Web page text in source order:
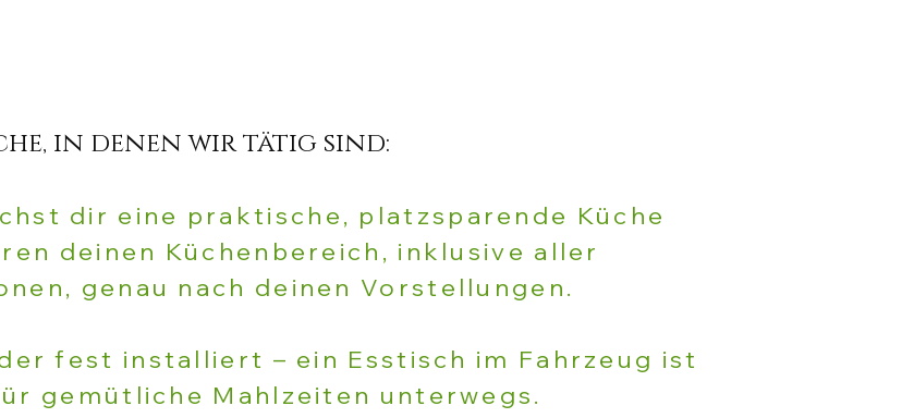
in denen wir tätig sind:
dir eine praktische, platzsparende Küche
deinen Küchenbereich, inklusive aller
genau nach deinen Vorstellungen.
fest installiert – ein Esstisch im Fahrzeug ist
gemütliche Mahlzeiten unterwegs.